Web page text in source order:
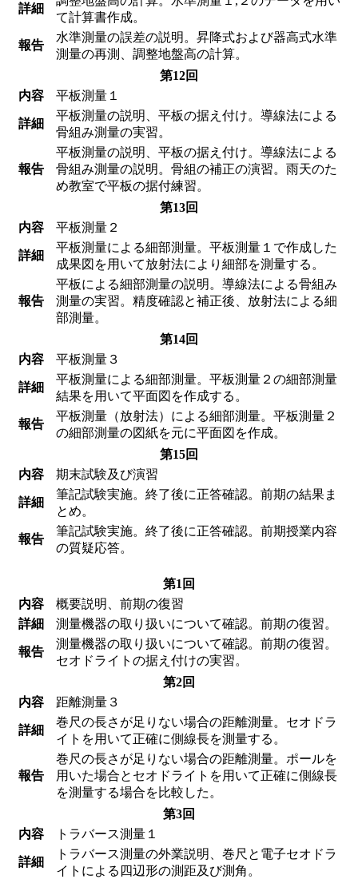
詳細
て計算書作成。
報告
水準測量の誤差の説明。昇降式および器高式水準
測量の再測、調整地盤高の計算。
第12回
内容
平板測量１
詳細
平板測量の説明、平板の据え付け。導線法による
骨組み測量の実習。
報告
平板測量の説明、平板の据え付け。導線法による
骨組み測量の説明。骨組の補正の演習。雨天のた
め教室で平板の据付練習。
第13回
内容
平板測量２
詳細
平板測量による細部測量。平板測量１で作成した
成果図を用いて放射法により細部を測量する。
報告
平板による細部測量の説明。導線法による骨組み
測量の実習。精度確認と補正後、放射法による細
部測量。
第14回
内容
平板測量３
詳細
平板測量による細部測量。平板測量２の細部測量
結果を用いて平面図を作成する。
報告
平板測量（放射法）による細部測量。平板測量２
の細部測量の図紙を元に平面図を作成。
第15回
内容
期末試験及び演習
詳細
筆記試験実施。終了後に正答確認。前期の結果ま
とめ。
報告
筆記試験実施。終了後に正答確認。前期授業内容
の質疑応答。
第1回
内容
概要説明、前期の復習
詳細
測量機器の取り扱いについて確認。前期の復習。
報告
測量機器の取り扱いについて確認。前期の復習。
セオドライトの据え付けの実習。
第2回
内容
距離測量３
詳細
巻尺の長さが足りない場合の距離測量。セオドラ
イトを用いて正確に側線長を測量する。
報告
巻尺の長さが足りない場合の距離測量。ポールを
用いた場合とセオドライトを用いて正確に側線長
を測量する場合を比較した。
第3回
内容
トラバース測量１
詳細
トラバース測量の外業説明、巻尺と電子セオドラ
イトによる四辺形の測距及び測角。